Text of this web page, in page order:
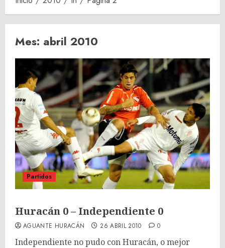
Mes: abril 2010
Partidos
Huracán 0 – Independiente 0
AGUANTE HURACÁN 26 ABRIL 2010 0
Independiente no pudo con Huracán, o mejor